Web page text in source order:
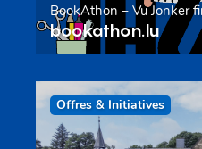
BookAthon – Vu Jonker
bookathon.lu
Offres & Initiatives